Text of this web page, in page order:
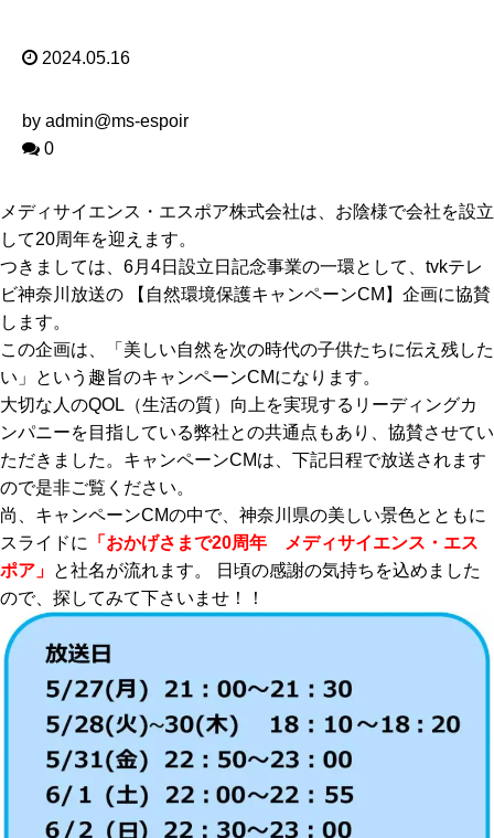
2024.05.16
by admin@ms-espoir
0
メディサイエンス・エスポア株式会社は、お陰様で会社を設立
して20周年を迎えます。
つきましては、6月4日設立日記念事業の一環として、tvkテレ
ビ神奈川放送の 【自然環境保護キャンペーンCM】企画に協賛
します。
この企画は、「美しい自然を次の時代の子供たちに伝え残した
い」という趣旨のキャンペーンCMになります。
大切な人のQOL（生活の質）向上を実現するリーディングカ
ンパニーを目指している弊社との共通点もあり、協賛させてい
ただきました。キャンペーンCMは、下記日程で放送されます
ので是非ご覧ください。
尚、キャンペーンCMの中で、神奈川県の美しい景色とともに
スライドに
「おかげさまで20周年 メディサイエンス・エス
ポア」 と社名が流れます。 日頃の感謝の気持ちを込めました
ので、探してみて下さいませ！！